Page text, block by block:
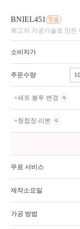
BNIEL451
최고의 가공기술로 만든
소비자가
주문수량
+세트 봉투 변경
+청첩장 리본
무료 서비스
제작소요일
가공 방법